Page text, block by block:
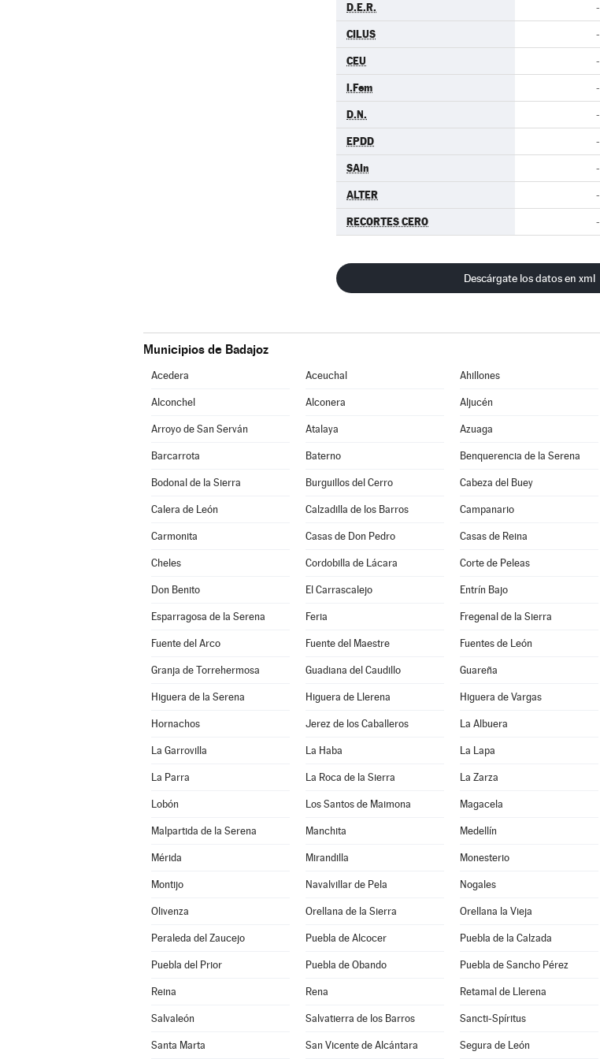
D.E.R. -
CILUS -
CEU -
I.Fem -
D.N. -
EPDD -
SAIn -
ALTER -
RECORTES CERO -
Descárgate los datos en xml
Municipios de Badajoz
Acedera Aceuchal Ahillones
Alconchel Alconera Aljucén
Arroyo de San Serván Atalaya Azuaga
Barcarrota Baterno Benquerencia de la Serena
Bodonal de la Sierra Burguillos del Cerro Cabeza del Buey
Calera de León Calzadilla de los Barros Campanario
Carmonita Casas de Don Pedro Casas de Reina
Cheles Cordobilla de Lácara Corte de Peleas
Don Benito El Carrascalejo Entrín Bajo
Esparragosa de la Serena Feria Fregenal de la Sierra
Fuente del Arco Fuente del Maestre Fuentes de León
Granja de Torrehermosa Guadiana del Caudillo Guareña
Higuera de la Serena Higuera de Llerena Higuera de Vargas
Hornachos Jerez de los Caballeros La Albuera
La Garrovilla La Haba La Lapa
La Parra La Roca de la Sierra La Zarza
Lobón Los Santos de Maimona Magacela
Malpartida de la Serena Manchita Medellín
Mérida Mirandilla Monesterio
Montijo Navalvillar de Pela Nogales
Olivenza Orellana de la Sierra Orellana la Vieja
Peraleda del Zaucejo Puebla de Alcocer Puebla de la Calzada
Puebla del Prior Puebla de Obando Puebla de Sancho Pérez
Reina Rena Retamal de Llerena
Salvaleón Salvatierra de los Barros Sancti-Spíritus
Santa Marta San Vicente de Alcántara Segura de León